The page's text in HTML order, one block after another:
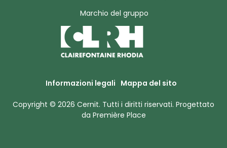
Marchio del gruppo
Informazioni legali Mappa del sito
Copyright © 2026 Cernit. Tutti i diritti riservati. Progettato
da Première Place